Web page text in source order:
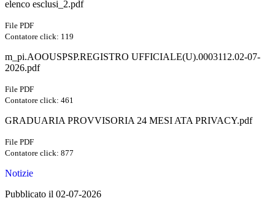
elenco esclusi_2.pdf
File PDF
Contatore click: 119
m_pi.AOOUSPSP.REGISTRO UFFICIALE(U).0003112.02-07-
2026.pdf
File PDF
Contatore click: 461
GRADUARIA PROVVISORIA 24 MESI ATA PRIVACY.pdf
File PDF
Contatore click: 877
Notizie
Pubblicato il 02-07-2026